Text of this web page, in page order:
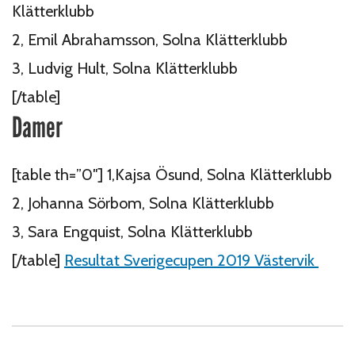
Klätterklubb
2, Emil Abrahamsson, Solna Klätterklubb
3, Ludvig Hult, Solna Klätterklubb
[/table]
Damer
[table th=”0″] 1,Kajsa Ösund, Solna Klätterklubb
2, Johanna Sörbom, Solna Klätterklubb
3, Sara Engquist, Solna Klätterklubb
[/table] Resultat Sverigecupen 2019 Västervik